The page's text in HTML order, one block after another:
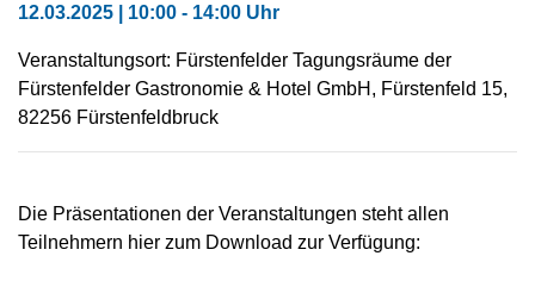
12.03.2025 | 10:00 - 14:00 Uhr
Veranstaltungsort: Fürstenfelder Tagungsräume der
Fürstenfelder Gastronomie & Hotel GmbH, Fürstenfeld 15,
82256 Fürstenfeldbruck
Die Präsentationen der Veranstaltungen steht allen
Teilnehmern hier zum Download zur Verfügung: